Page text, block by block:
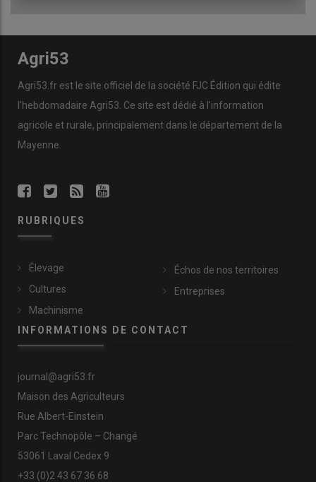
Agri53
Agri53.fr est le site officiel de la société FJC Édition qui édite
l’hebdomadaire Agri53. Ce site est dédié à l’information
agricole et rurale, principalement dans le département de la
Mayenne.
RUBRIQUES
Élevage
Cultures
Machinisme
Échos de nos territoires
Entreprises
INFORMATIONS DE CONTACT
journal@agri53.fr
Maison des Agriculteurs
Rue Albert-Einstein
Parc Technopôle – Changé
53061 Laval Cedex 9
+33 (0)2 43 67 36 68